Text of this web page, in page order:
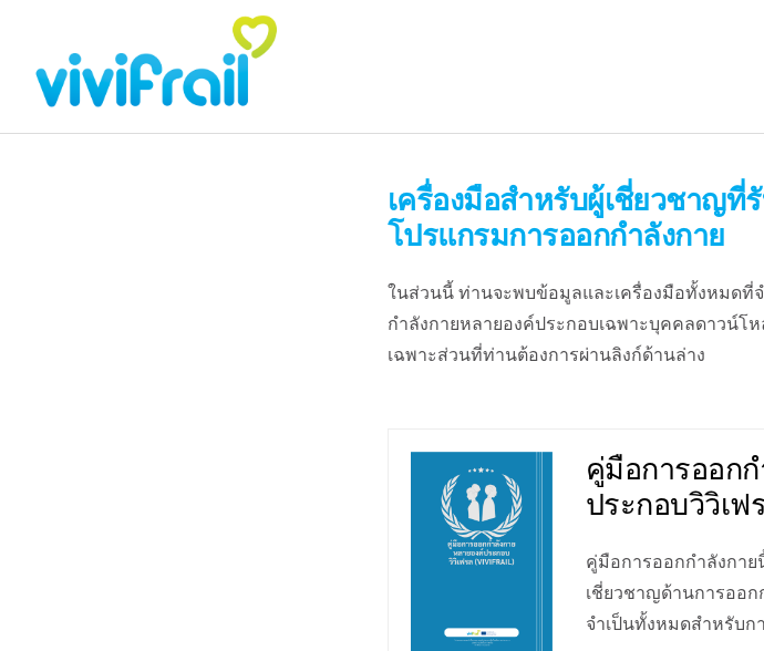
เครื่องมือสำหรับผู้เชี่ยวชาญ
โปรแกรมการออกกำลังกาย
ในส่วนนี้ ท่านจะพบข้อมูลและเครื่องมือทั้งหมดที่
กำลังกายหลายองค์ประกอบเฉพาะบุคคลดาวน์โ
เฉพาะส่วนที่ท่านต้องการผ่านลิงก์ด้านล่าง
คู่มือการออก
ประกอบวิวิเ
คู่มือการออกกำลังกา
เชี่ยวชาญด้านการออ
จำเป็นทั้งหมดสำหรับก